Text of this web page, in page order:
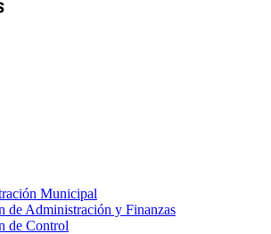
Municipal
de Administración y Finanzas
de Control